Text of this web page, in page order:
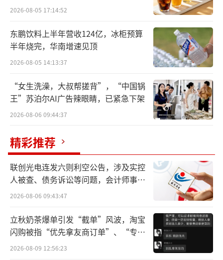
反观包装饮用水板块业绩，相比同期，表
现得不及预期。农夫山泉在中期报告中表示，
财报显示，今年1月份和2月份，集团瓶装
水销售收益较去年同期增长19.0%，而在网络
体收益较去年同期下降18.3%。
茶饮业务高歌猛进
看过农夫山泉的半年业绩，不可否认的
是，在经济低迷和消费降级的背景下，农夫山
泉的营收和净利润依旧取得8%以上的增长，实
属不易。
2026-08-05 17:14:52
东鹏饮料上半年营收124亿，冰柜预算
半年烧完，华南增速见顶
2026-08-05 14:13:37
“女生洗澡，大叔帮搓背”，“中国锅
王”苏泊尔AI广告辣眼睛，已紧急下架
2026-08-06 09:44:37
精彩推荐
联创光电连发六则利空公告，涉及实控
人被查、债务诉讼等问题，会计师事务
所曾出具“保留意见”
2026-08-06 09:43:47
立秋奶茶爆单引发“截单”风波，淘宝
闪购被指“优先拿友商订单”、“专挑
贵的拿”
2026-08-09 12:56:23